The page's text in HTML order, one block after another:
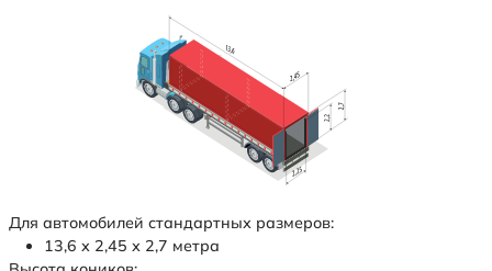
Для автомобилей стандартных размеров:
13,6 х 2,45 х 2,7 метра